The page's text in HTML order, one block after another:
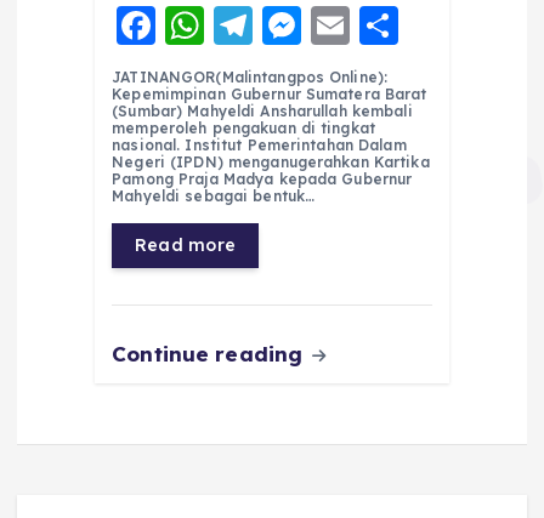
F
a
c
e
b
o
o
k
W
h
a
ts
A
p
p
T
el
e
g
r
a
m
M
e
ss
e
n
E
m
ai
l
a
re
JATINANGOR(Malintangpos Online):
Kepemimpinan Gubernur Sumatera Barat
(Sumbar) Mahyeldi Ansharullah kembali
memperoleh pengakuan di tingkat
nasional. Institut Pemerintahan Dalam
Negeri (IPDN) menganugerahkan Kartika
Pamong Praja Madya kepada Gubernur
Mahyeldi sebagai bentuk…
Read more
Continue reading